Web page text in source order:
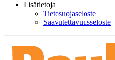
Lisätietoja
Tietosuojaseloste
Saavutettavuusseloste